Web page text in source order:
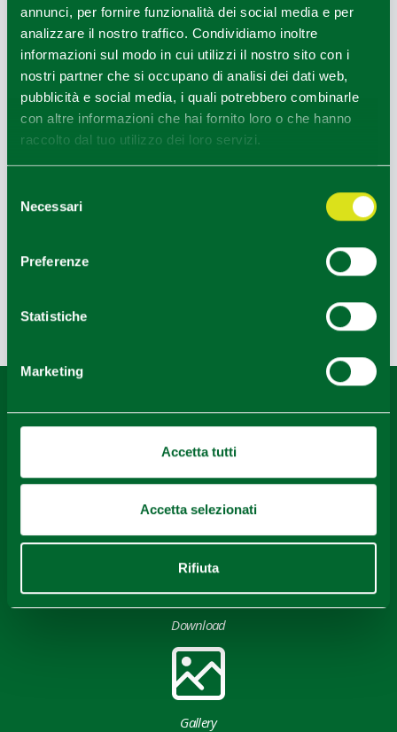
annunci, per fornire funzionalità dei social media e per
analizzare il nostro traffico. Condividiamo inoltre
informazioni sul modo in cui utilizzi il nostro sito con i
nostri partner che si occupano di analisi dei dati web,
pubblicità e social media, i quali potrebbero combinarle
con altre informazioni che hai fornito loro o che hanno
raccolto dal tuo utilizzo dei loro servizi.
delNecessari
Preferenze
Statistiche
Marketing
Accetta tutti
Accetta selezionati
Rifiuta
CC-BY License
Download
Gallery